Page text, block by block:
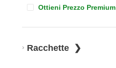
Ottieni Prezzo Premium
Racchette